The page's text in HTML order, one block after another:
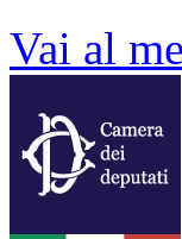
Vai al